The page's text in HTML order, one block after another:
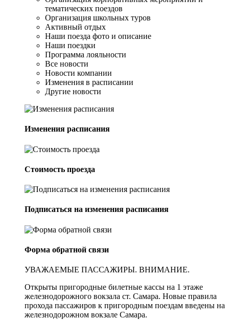
тематических поездов
Организация школьных туров
Активный отдых
Наши поезда фото и описание
Наши поездки
Программа лояльности
Все новости
Новости компании
Изменения в расписании
Другие новости
Изменения расписания
Стоимость проезда
Подписаться на изменения расписания
Форма обратной связи
УВАЖАЕМЫЕ ПАССАЖИРЫ. ВНИМАНИЕ.
Открыты пригородные билетные кассы на 1 этаже
железнодорожного вокзала ст. Самара. Новые правила
прохода пассажиров к пригородным поездам введены на
железнодорожном вокзале Самара.